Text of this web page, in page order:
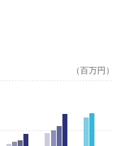
（百万円）